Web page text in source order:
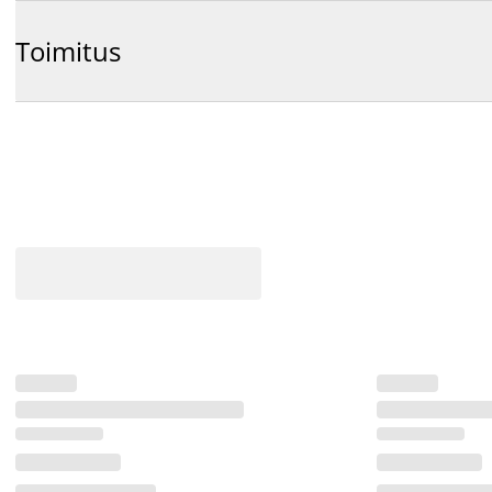
Toimitus